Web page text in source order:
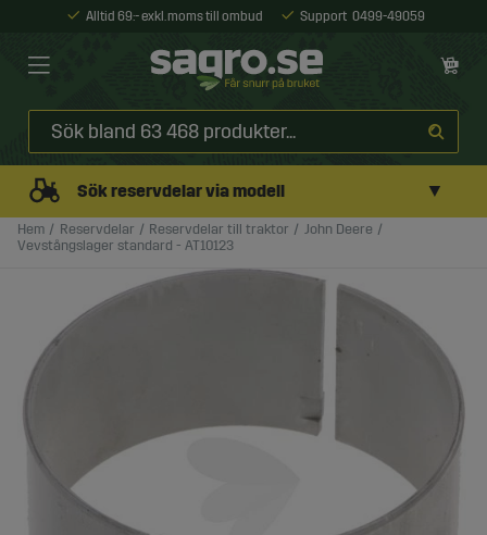
Alltid 69:- exkl. moms till ombud Support 0499-49059
Sök reservdelar via modell ▼
Hem Reservdelar Reservdelar till traktor
John Deere
Vevstångslager standard - AT10123